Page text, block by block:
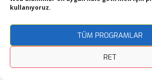
kullanıyoruz.
TÜM PROGRAMLAR
RET
ise;
sinyalin
veri
üzerindeki
etkisini